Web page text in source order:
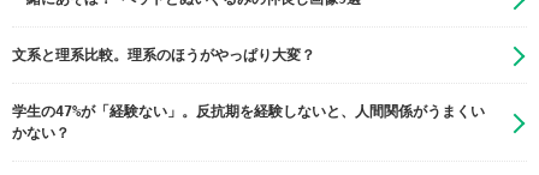
文系と理系比較。理系のほうがやっぱり大変？
学生の47%が「経験ない」。反抗期を経験しないと、人間関係がうまくい
かない？